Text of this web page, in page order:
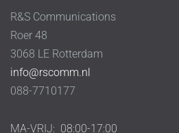
R&S Communications
Roer 48
3068 LE Rotterdam
info@rscomm.nl
088-7710177
MA-VRIJ: 08:00-17:00